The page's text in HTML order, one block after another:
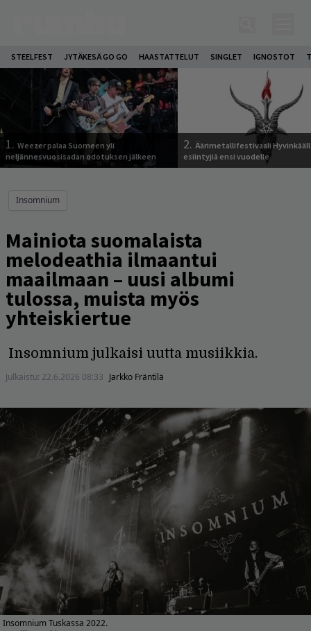
STEELFEST JYTÄKESÄ GO GO HAASTATTELUT SINGLET IGNOSTOT
1. Weezer palaa Suomeen yli
neljännesvuosisadan odotuksen jälkeen
2. Äärimetallifestivaali
esiintyjiä ensi vuodelle
Insomnium
Mainiota suomalaista
melodeathia ilmaantui
maailmaan – uusi albumi
tulossa, muista myös
yhteiskiertue
Insomnium julkaisi uutta musiikkia.
Julkaistu: 22.6.2026 08:33 Jarkko Fräntilä
Insomnium Tuskassa 2022.